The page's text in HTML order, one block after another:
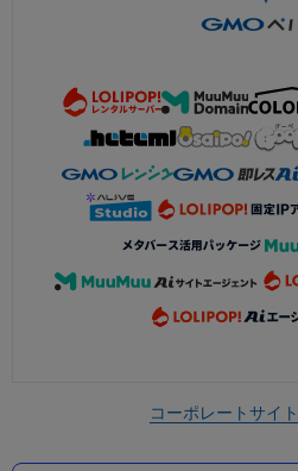
コーポレートサイト